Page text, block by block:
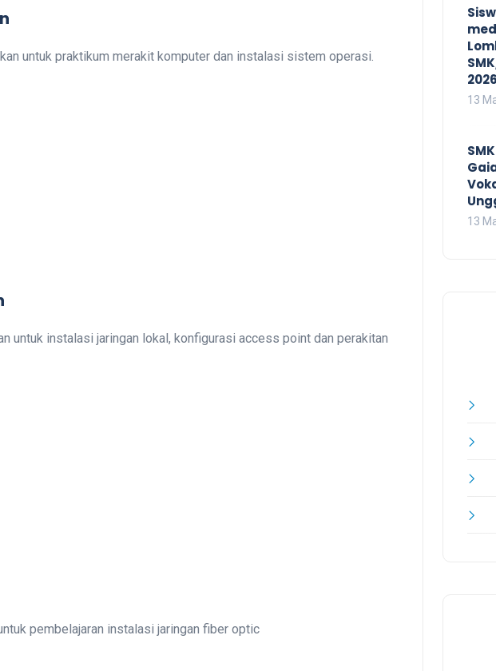
untuk praktikum merakit komputer dan instalasi sistem operasi.
untuk instalasi jaringan lokal, konfigurasi access point dan perakitan
pembelajaran instalasi jaringan fiber optic
2026
13
13